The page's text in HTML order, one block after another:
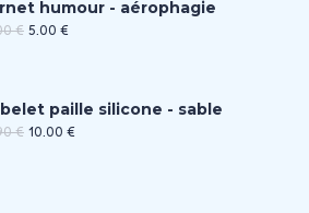
humour - aérophagie
€ 5.00 €
paille silicone - sable
€ 10.00 €